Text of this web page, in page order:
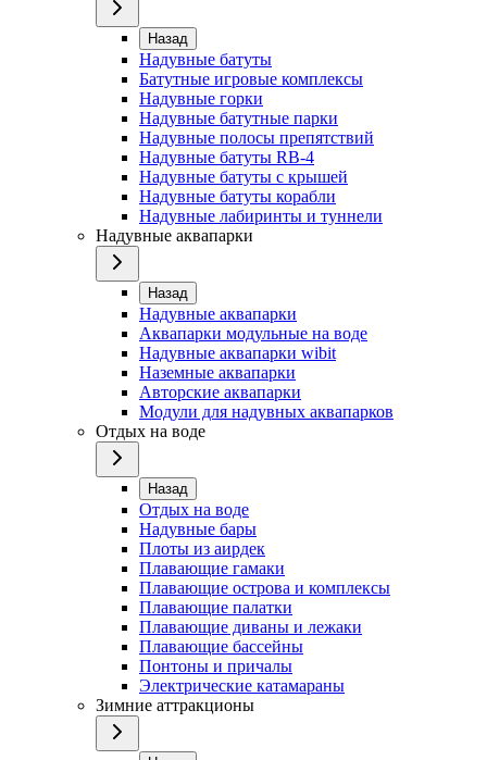
Назад
Надувные батуты
Батутные игровые комплексы
Надувные горки
Надувные батутные парки
Надувные полосы препятствий
Надувные батуты RB-4
Надувные батуты с крышей
Надувные батуты корабли
Надувные лабиринты и туннели
Надувные аквапарки
Назад
Надувные аквапарки
Аквапарки модульные на воде
Надувные аквапарки wibit
Наземные аквапарки
Авторские аквапарки
Модули для надувных аквапарков
Отдых на воде
Назад
Отдых на воде
Надувные бары
Плоты из аирдек
Плавающие гамаки
Плавающие острова и комплексы
Плавающие палатки
Плавающие диваны и лежаки
Плавающие бассейны
Понтоны и причалы
Электрические катамараны
Зимние аттракционы